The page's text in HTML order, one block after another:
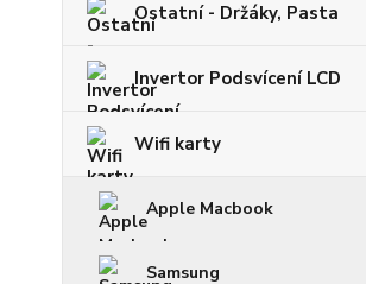
Ostatní - Držáky, Pasta
Invertor Podsvícení LCD
Wifi karty
Apple Macbook
Samsung